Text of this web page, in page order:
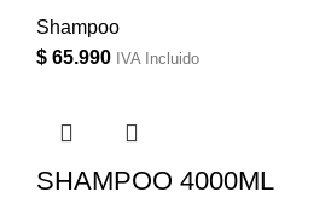
Shampoo
$ 65.990 IVA Incluido
SHAMPOO 4000ML